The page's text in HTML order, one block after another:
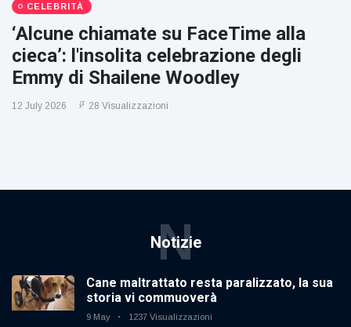
CELEBRITÀ
‘Alcune chiamate su FaceTime alla
cieca’: l'insolita celebrazione degli
Emmy di Shailene Woodley
12 July 2026 28 Visualizzazioni
Notizie
N
Cane maltrattato resta paralizzato, la sua
storia vi commuoverà
9 May 1237 Visualizzazioni